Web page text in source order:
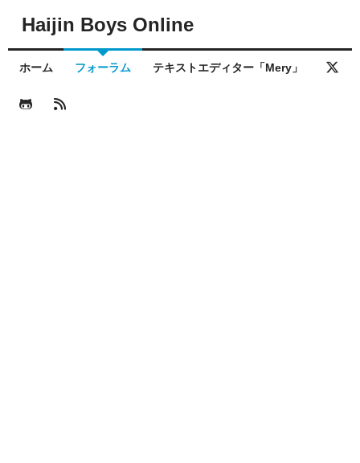
Haijin Boys Online
ホーム フォーラム テキストエディター「Mery」